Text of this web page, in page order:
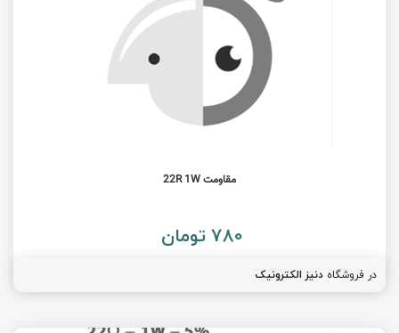
مقاومت 22R 1W
780 تومان
در فروشگاه دنیز الکترونیک